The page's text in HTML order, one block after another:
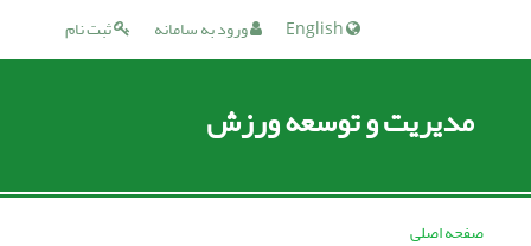
ثبت نام ورود به سامانه
مدیریت و توسعه ورزش
صفحه اصلی